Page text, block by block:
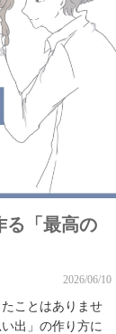
る「最高の
2026/06/10
ことはありませ
出」の作り方に